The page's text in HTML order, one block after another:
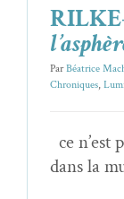
ParBéatrice
Chroniques,
ce n’est
dans la